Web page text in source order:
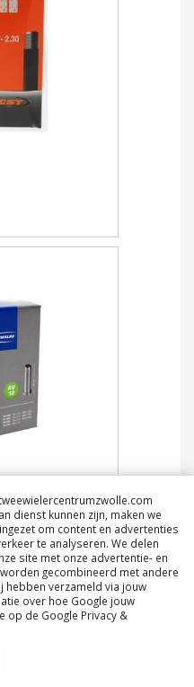
47-571 37/44-
SALE
dienst kunnen zijn, maken we
om content en advertenties
te analyseren. We delen
site met onze advertentie- en
gecombineerd met andere
hebben verzameld via jouw
over hoe Google jouw
op de Google Privacy &